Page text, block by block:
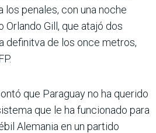
los penales, con una noche
Orlando Gill, que atajó dos
definitva de los once metros,
que Paraguay no ha querido
que le ha funcionado para
Alemania en un partido